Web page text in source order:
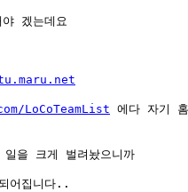
겠는데요
LoCoTeamList 에다 자기
을 크게 벌려놨으니까
어집니다..